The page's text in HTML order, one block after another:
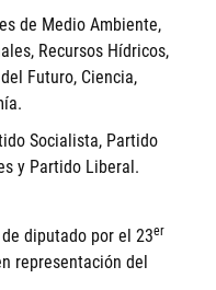
de Medio Ambiente,
Recursos Hídricos,
Futuro, Ciencia,
Socialista, Partido
y Partido Liberal.
diputado por el 23er
representación del